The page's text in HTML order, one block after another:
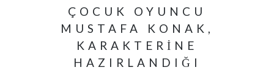
ÇOCUK OYUNCU
MUSTAFA KONAK,
KARAKTERINE
HAZIRLANDIĞI